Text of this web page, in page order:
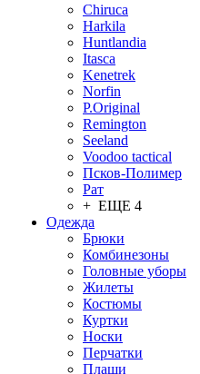
Chiruсa
Harkila
Huntlandia
Itasca
Kenetrek
Norfin
P.Original
Remington
Seeland
Voodoo tactical
Псков-Полимер
Рат
+ ЕЩЕ 4
Одежда
Брюки
Комбинезоны
Головные уборы
Жилеты
Костюмы
Куртки
Носки
Перчатки
Плащи